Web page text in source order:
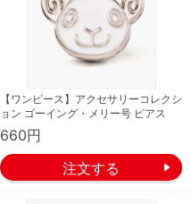
【ワンピース】アクセサリーコレクシ
ョン ゴーイング・メリー号 ピアス
660円